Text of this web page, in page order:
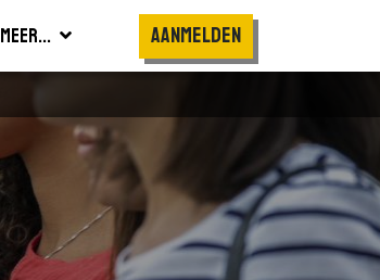
Meer... Aanmelden